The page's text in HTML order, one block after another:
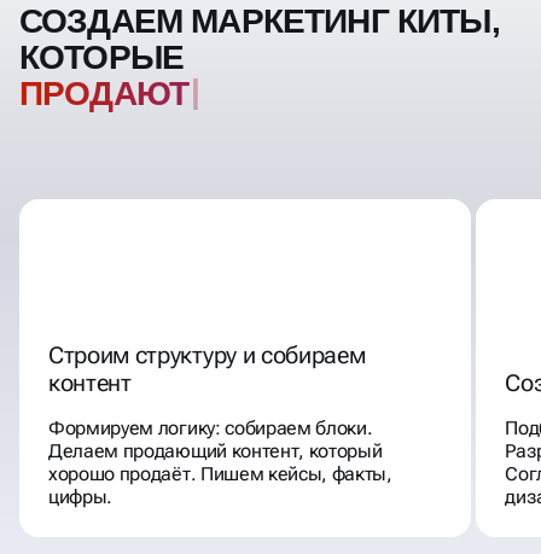
СОЗДАЕМ МАРКЕТИНГ КИТЫ,
КОТОРЫЕ
Строим структуру и собираем
контент
Формируем логику: собираем блоки.
Делаем продающий контент, который
хорошо продаёт. Пишем кейсы, факты,
цифры.